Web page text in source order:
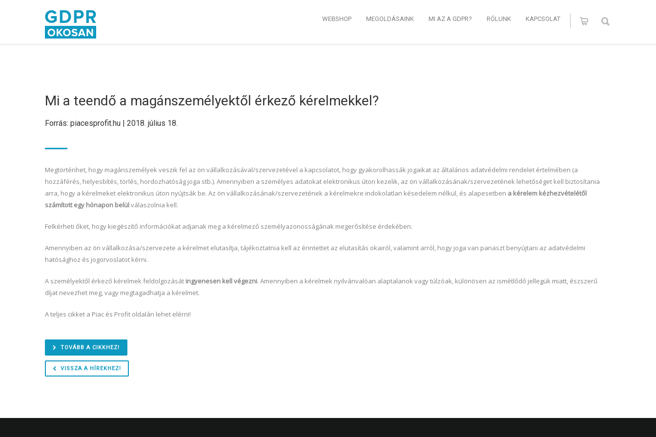
WEBSHOP MEGOLDÁSAINK MI AZ A GDPR? RÓLUNK KAPCSOLAT
Mi a teendő a magánszemélyektől érkező kérelmekkel?
Forrás: piacesprofit.hu | 2018. július 18.
Megtörténhet, hogy magánszemélyek veszik fel az ön vállalkozásával/szervezetével a kapcsolatot, hogy gyakorolhassák jogaikat az általános adatvédelmi rendelet értelmében (a
hozzáférés, helyesbítés, törlés, hordozhatóság joga stb.). Amennyiben a személyes adatokat elektronikus úton kezelik, az ön vállalkozásának/szervezetének lehetőséget kell biztosítania
arra, hogy a kérelmeket elektronikus úton nyújtsák be. Az ön vállalkozásának/szervezetének a kérelmekre indokolatlan késedelem nélkül, és alapesetben a kérelem kézhezvételétől
számított egy hónapon belülválaszolnia kell.
Felkérheti őket, hogy kiegészítő információkat adjanak meg a kérelmező személyazonosságának megerősítése érdekében.
Amennyiben az ön vállalkozása/szervezete a kérelmet elutasítja, tájékoztatnia kell az érintettet az elutasítás okairól, valamint arról, hogy joga van panaszt benyújtani az adatvédelmi
hatósághoz és jogorvoslatot kérni.
A személyektől érkező kérelmek feldolgozását ingyenesen kell végezni. Amennyiben a kérelmek nyilvánvalóan alaptalanok vagy túlzóak, különösen az ismétlődő jellegük miatt, észszerű
díjat nevezhet meg, vagy megtagadhatja a kérelmet.
A teljes cikket a Piac és Profit oldalán lehet elérni!
TOVÁBB A CIKKHEZ!
VISSZA A HÍREKHEZ!